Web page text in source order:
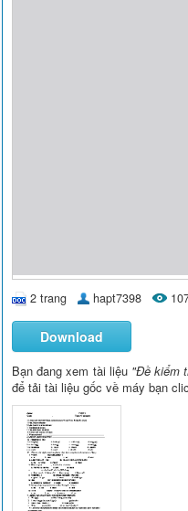
2 trang hapt7398
Download
Bạn đang xem tài liệu "Đề kiểm
để tải tài liệu gốc về máy bạn